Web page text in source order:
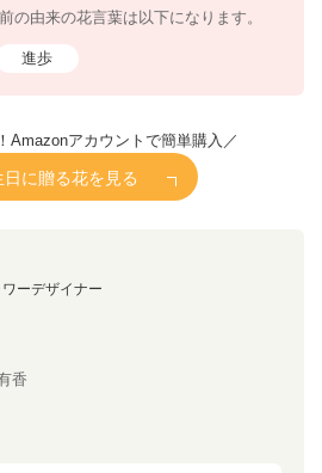
の由来の花言葉は以下になります。
進歩
Amazonアカウントで簡単購入／
日に贈る花を見る
ーデザイナー
香